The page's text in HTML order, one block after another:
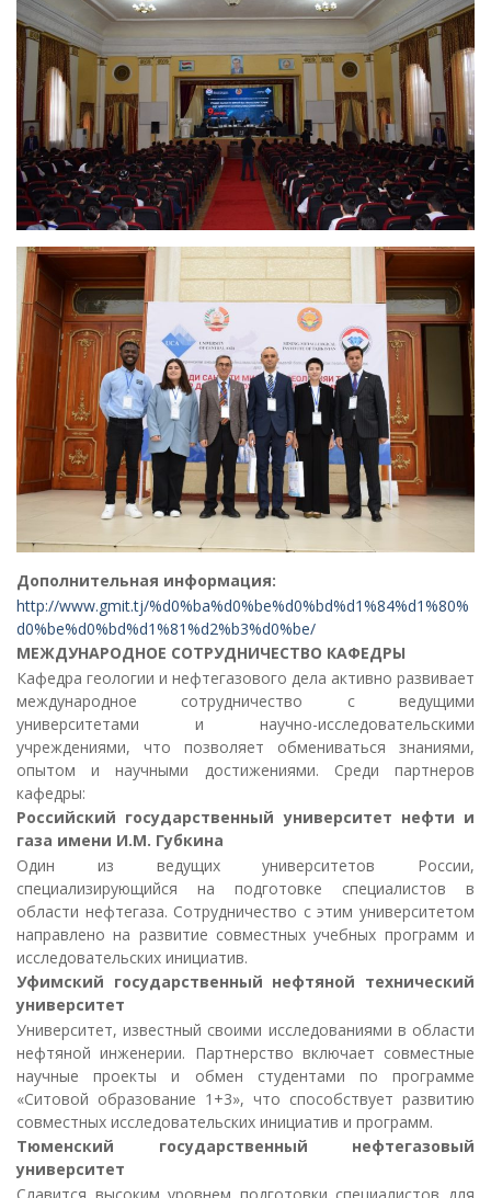
Дополнительная информация:
http://www.gmit.tj/%d0%ba%d0%be%d0%bd%d1%84%d1%80%
d0%be%d0%bd%d1%81%d2%b3%d0%be/
МЕЖДУНАРОДНОЕ СОТРУДНИЧЕСТВО КАФЕДРЫ
Кафедра геологии и нефтегазового дела активно развивает
международное сотрудничество с ведущими
университетами и научно-исследовательскими
учреждениями, что позволяет обмениваться знаниями,
опытом и научными достижениями. Среди партнеров
кафедры:
Российский государственный университет нефти и
газа имени И.М. Губкина
Один из ведущих университетов России,
специализирующийся на подготовке специалистов в
области нефтегаза. Сотрудничество с этим университетом
направлено на развитие совместных учебных программ и
исследовательских инициатив.
Уфимский государственный нефтяной технический
университет
Университет, известный своими исследованиями в области
нефтяной инженерии. Партнерство включает совместные
научные проекты и обмен студентами по программе
«Ситовой образование 1+3», что способствует развитию
совместных исследовательских инициатив и программ.
Тюменский государственный нефтегазовый
университет
Славится высоким уровнем подготовки специалистов для